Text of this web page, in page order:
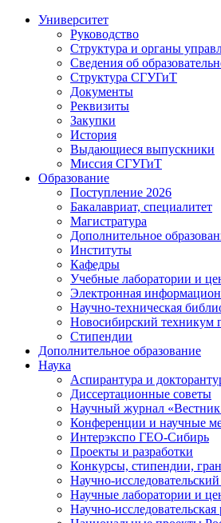
Университет
Руководство
Структура и органы
Сведения об
Структура СГУГиТ
Документы
Реквизиты
Закупки
История
Выдающиеся выпускники
Миссия СГУГиТ
Образование
Поступление 2026
Бакалавриат, специалитет
Магистратура
Дополнительное
Институты
Кафедры
Учебные лаборатории и
Электронная
Научно-техническая
Новосибирский техникум
Стипендии
Дополнительное образование
Наука
Аспирантура и
Диссертационные советы
Научный журнал
Конференции и научные
Интерэкспо ГЕО-Сибирь
Проекты и разработки
Конкурсы, стипендии,
Научно-
Научные лаборатории и
Научно-исследовательская